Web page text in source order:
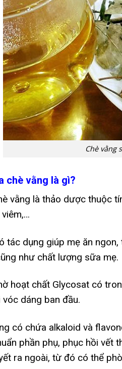
Chè vằng
chè vằng là gì?
vằng là thảo dược thuộc
tác dụng giúp mẹ ăn
như chất lượng sữa mẹ.
hoạt chất Glycosat có
vóc dáng ban đầu.
có chứa alkaloid và
phần phụ, phục hồi
ra ngoài, từ đó có thể